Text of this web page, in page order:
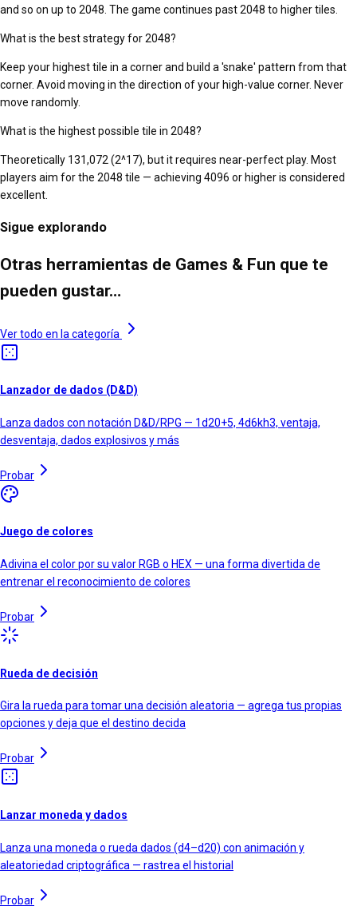
and so on up to 2048. The game continues past 2048 to higher tiles.
What is the best strategy for 2048?
Keep your highest tile in a corner and build a 'snake' pattern from that
corner. Avoid moving in the direction of your high-value corner. Never
move randomly.
What is the highest possible tile in 2048?
Theoretically 131,072 (2^17), but it requires near-perfect play. Most
players aim for the 2048 tile — achieving 4096 or higher is considered
excellent.
Sigue explorando
Otras herramientas de Games & Fun que te
pueden gustar…
Ver todo en la categoría
Lanzador de dados (D&D)
Lanza dados con notación D&D/RPG — 1d20+5, 4d6kh3, ventaja,
desventaja, dados explosivos y más
Probar
Juego de colores
Adivina el color por su valor RGB o HEX — una forma divertida de
entrenar el reconocimiento de colores
Probar
Rueda de decisión
Gira la rueda para tomar una decisión aleatoria — agrega tus propias
opciones y deja que el destino decida
Probar
Lanzar moneda y dados
Lanza una moneda o rueda dados (d4–d20) con animación y
aleatoriedad criptográfica — rastrea el historial
Probar